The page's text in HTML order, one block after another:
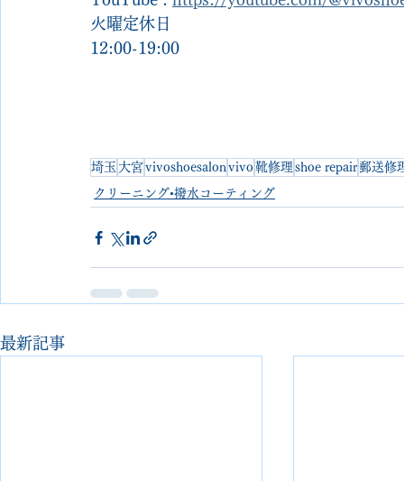
火曜定休日
12:00-19:00
埼玉 大宮vivoshoesalon vivo靴修理 shoe repair郵送修
クリーニング•撥水コーティング
最新記事